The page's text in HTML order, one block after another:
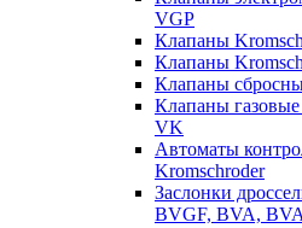
VGP
Клапаны
Клапаны
Клапаны
Клапаны
VK
Автоматы
Kromschroder
Заслонки
BVGF, BVA,